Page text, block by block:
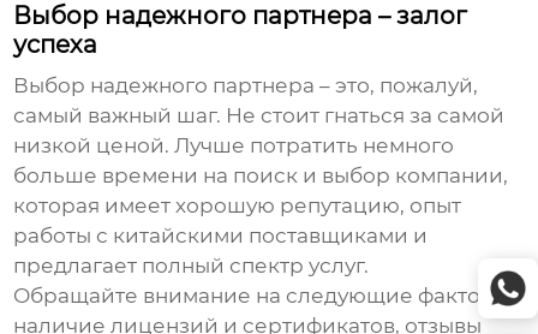
Выбор надежного партнера – залог
успеха
Выбор надежного партнера – это, пожалуй,
самый важный шаг. Не стоит гнаться за самой
низкой ценой. Лучше потратить немного
больше времени на поиск и выбор компании,
которая имеет хорошую репутацию, опыт
работы с китайскими поставщиками и
предлагает полный спектр услуг.
Обращайте внимание на следующие факторы:
наличие лицензий и сертификатов, отзывы